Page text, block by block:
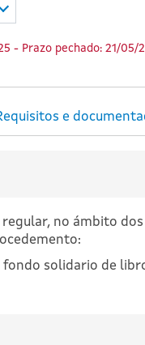
- Prazo pechado: 21/
no ámbito
fondo solidario de